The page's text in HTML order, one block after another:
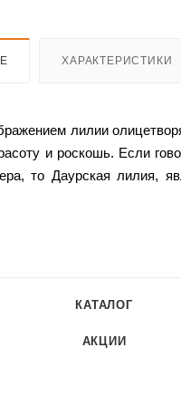
ХАРАКТЕРИСТИКИ
лилии
и роскошь. Если
то Даурская лилия,
в знак уважения и
КАТАЛОГ
АКЦИИ